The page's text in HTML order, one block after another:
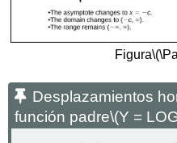
Figura
Desplazamientos
función padre\(Y =